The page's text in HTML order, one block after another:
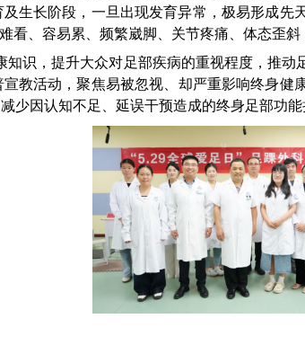
生长阶段，一旦出现发育异常，极易形成
看、容易累、频繁崴脚、关节疼痛、体态歪
识，提升大众对足部疾病的重视程度，推
教活动，聚焦易被忽视、却严重影响终身健
少因认知不足、延误干预造成的终身足部功能